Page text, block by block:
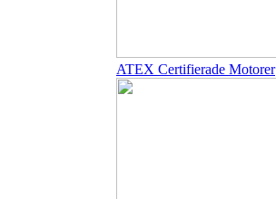
ATEX Certifierade Motorer